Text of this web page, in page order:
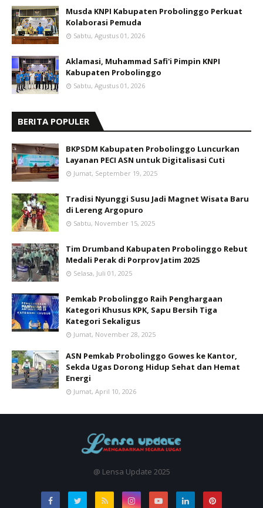
Musda KNPI Kabupaten Probolinggo Perkuat
Kolaborasi Pemuda
Sabtu, Agustus 01, 2026
Aklamasi, Muhammad Safi'i Pimpin KNPI
Kabupaten Probolinggo
Sabtu, Agustus 01, 2026
BERITA POPULER
BKPSDM Kabupaten Probolinggo Luncurkan
Layanan PECI ASN untuk Digitalisasi Cuti
Jumat, September 19, 2025
Tradisi Nyunggi Susu Jadi Magnet Wisata Baru
di Lereng Argopuro
Sabtu, November 15, 2025
Tim Drumband Kabupaten Probolinggo Rebut
Medali Perak di Porprov Jatim 2025
Selasa, Juli 01, 2025
Pemkab Probolinggo Raih Penghargaan
Kategori Khusus KPK, Sapu Bersih Tiga
Kategori Sekaligus
Jumat, November 28, 2025
ASN Pemkab Probolinggo Gowes ke Kantor,
Sekda Ugas Dorong Hidup Sehat dan Hemat
Energi
Jumat, April 10, 2026
@ Lensa Update 2025